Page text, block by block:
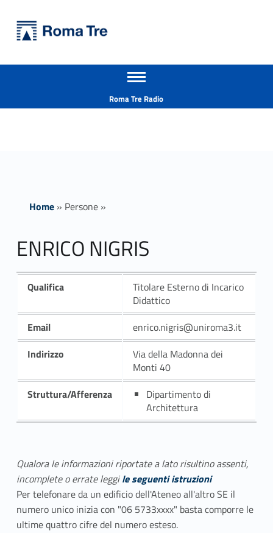
ENRICO NIGRIS ricerca - Università Roma Tre
Apri il menu secondario
Roma Tre Radio
Home» Persone»
ENRICO NIGRIS
Qualifica
Titolare Esterno di Incarico
Didattico
Email
enrico.nigris@uniroma3.it
Indirizzo
Via della Madonna dei
Monti 40
Struttura/Afferenza
Dipartimento di
Architettura
Qualora le informazioni riportate a lato risultino assenti,
incomplete o errate leggile seguenti istruzioni
Per telefonare da un edificio dell'Ateneo all'altro SE il
numero unico inizia con "06 5733xxxx" basta comporre le
ultime quattro cifre del numero esteso.